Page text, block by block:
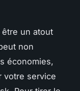
un atout
non
économies,
votre service